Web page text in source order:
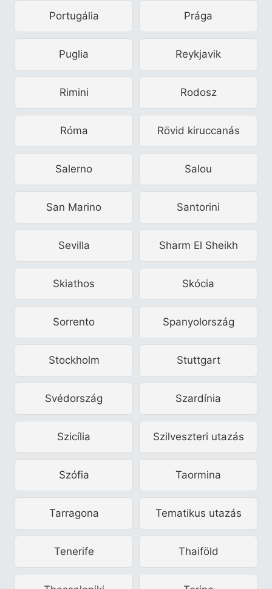
Portugália Prága
Puglia Reykjavik
Rimini Rodosz
Róma Rövid kiruccanás
Salerno Salou
San Marino Santorini
Sevilla Sharm El Sheikh
Skiathos Skócia
Sorrento Spanyolország
Stockholm Stuttgart
Svédország Szardínia
Szicília Szilveszteri utazás
Szófia Taormina
Tarragona Tematikus utazás
Tenerife Thaiföld